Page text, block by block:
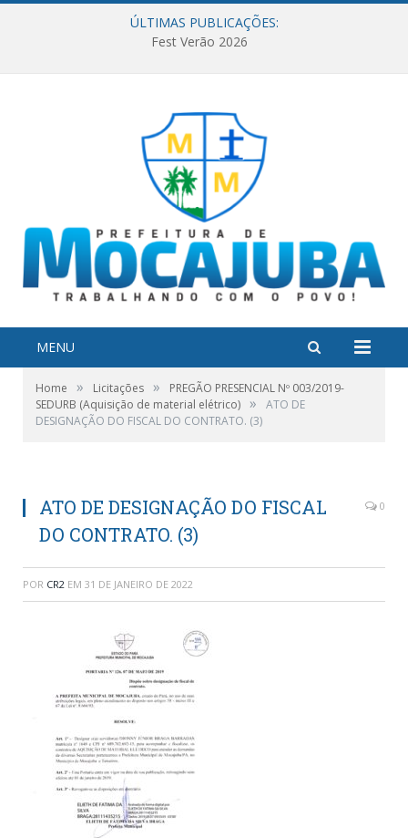
ÚLTIMAS PUBLICAÇÕES:
Fest Verão 2026
MENU
Home » Licitações »
PREGÃO PRESENCIAL Nº 003/2019-
SEDURB (Aquisição de material elétrico) »
ATO DE
DESIGNAÇÃO DO FISCAL DO CONTRATO. (3)
ATO DE DESIGNAÇÃO DO FISCAL
DO CONTRATO. (3)
0
POR CR2 EM 31 DE JANEIRO DE 2022